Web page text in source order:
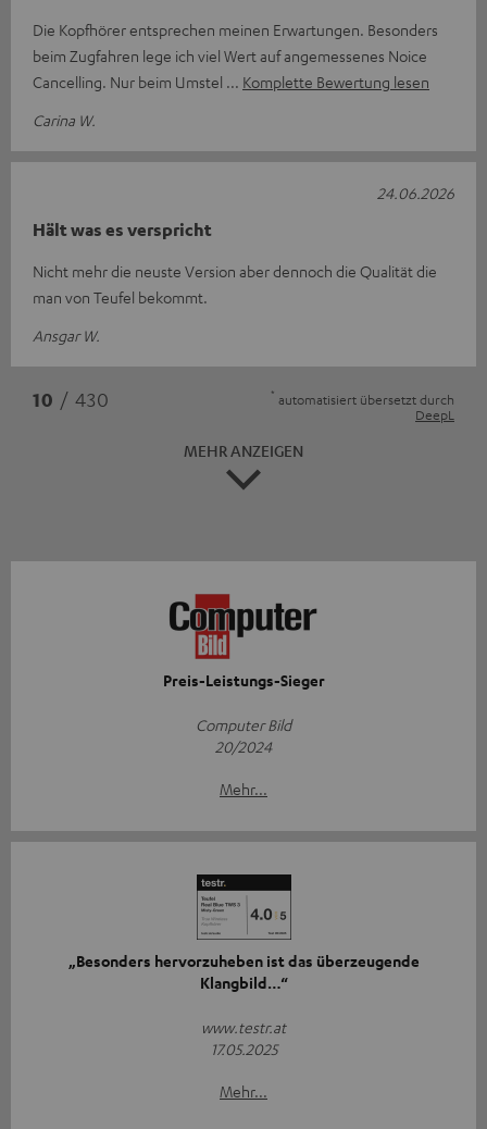
Die Kopfhörer entsprechen meinen Erwartungen. Besonders
beim Zugfahren lege ich viel Wert auf angemessenes Noice
Cancelling. Nur beim Umstel
Komplette Bewertung lesen
Carina W.
Hält was es verspricht
Nicht mehr die neuste Version aber dennoch die Qualität die
man von Teufel bekommt.
Ansgar W.
24.06.2026
10 / 430 * automatisiert übersetzt durch
DeepL
MEHR ANZEIGEN
Preis-Leistungs-Sieger
Computer Bild
20/2024
Mehr...
„Besonders hervorzuheben ist das überzeugende
Klangbild…“
www.testr.at
17.05.2025
Mehr...